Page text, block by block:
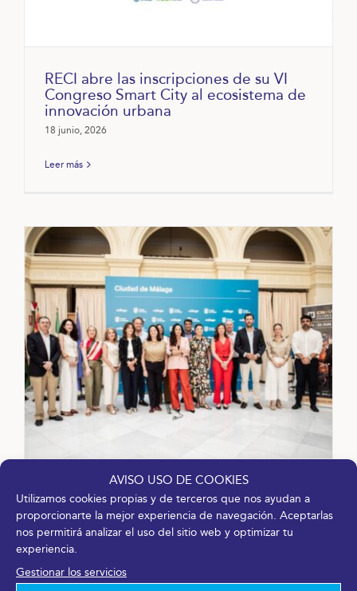
AVISO USO DE COOKIES
Utilizamos cookies propias y de terceros que nos ayudan a
proporcionarte la mejor experiencia de navegación. Aceptarlas
nos permitirá analizar el uso del sitio web y optimizar tu
experiencia.
Gestionar los servicios
RECI abre las inscripciones de su VI
Congreso Smart City al ecosistema de
innovación urbana
18 junio, 2026
Leer más
CM Málaga reunirá a más de 180
entidades y 90 expertos
internacionales para impulsar la
innovación cultural